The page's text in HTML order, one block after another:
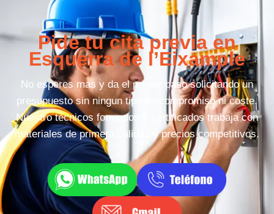
Pide tu cita previa en
Esquerra de l’Eixample
No esperes mas y da el primer paso solicitando un
presupuesto sin ningun tipo de compromiso ni coste.
Nuestro técnicos formados y certificados trabaja con
materiales de primera calidad y precios competitivos.